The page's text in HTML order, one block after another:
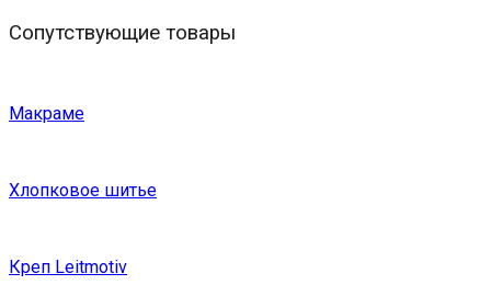
Сопутствующие товары
Макраме
Хлопковое шитье
Креп Leitmotiv